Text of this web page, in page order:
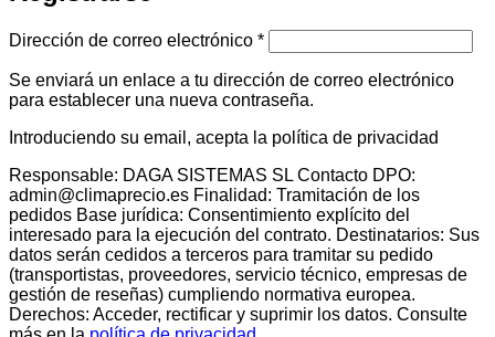
Dirección de correo electrónico *Obligatorio
Se enviará un enlace a tu dirección de correo electrónico
para establecer una nueva contraseña.
Introduciendo su email, acepta la política de privacidad
Responsable: DAGA SISTEMAS SL Contacto DPO:
admin@climaprecio.es Finalidad: Tramitación de los
pedidos Base jurídica: Consentimiento explícito del
interesado para la ejecución del contrato. Destinatarios: Sus
datos serán cedidos a terceros para tramitar su pedido
(transportistas, proveedores, servicio técnico, empresas de
gestión de reseñas) cumpliendo normativa europea.
Derechos: Acceder, rectificar y suprimir los datos. Consulte